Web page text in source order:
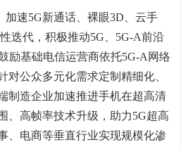
加速5G新通话、裸眼3D、云手
迭代，积极推动5G、5G-A前沿
励基础电信运营商依托5G-A网络
对公众多元化需求定制精细化、
制造企业加速推进手机在超高清
、高帧率技术升级，助力5G超高
、电商等垂直行业实现规模化渗